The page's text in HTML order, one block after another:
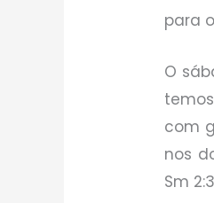
para
O
com
nos
Sm